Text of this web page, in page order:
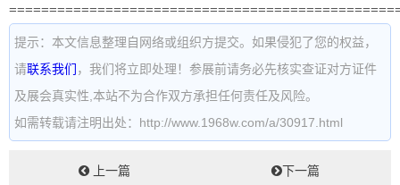
提示：本文信息整理自网络或组织方提交。如果侵犯了您的权益，
请联系我们 ，我们将立即处理！参展前请务必先核实查证对方证件
及展会真实性,本站不为合作双方承担任何责任及风险。
如需转载请注明出处：http://www.1968w.com/a/30917.html
上一篇
下一篇